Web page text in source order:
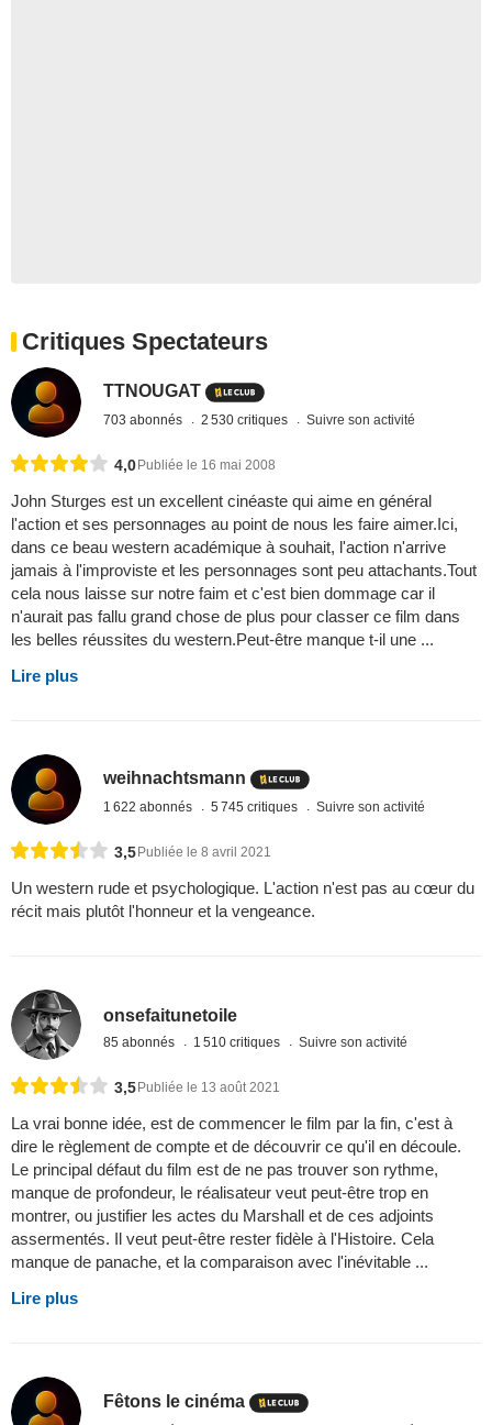
Critiques Spectateurs
TTNOUGAT
703 abonnés 2 530 critiques Suivre son activité
4,0Publiée le 16 mai 2008
John Sturges est un excellent cinéaste qui aime en général
l'action et ses personnages au point de nous les faire aimer.Ici,
dans ce beau western académique à souhait, l'action n'arrive
jamais à l'improviste et les personnages sont peu attachants.Tout
cela nous laisse sur notre faim et c'est bien dommage car il
n'aurait pas fallu grand chose de plus pour classer ce film dans
les belles réussites du western.Peut-être manque t-il une ...
Lire plus
weihnachtsmann
1 622 abonnés 5 745 critiques Suivre son activité
3,5 Publiée le 8 avril 2021
Un western rude et psychologique. L'action n'est pas au cœur du
récit mais plutôt l'honneur et la vengeance.
onsefaitunetoile
85 abonnés 1 510 critiques Suivre son activité
3,5 Publiée le 13 août 2021
La vrai bonne idée, est de commencer le film par la fin, c'est à
dire le règlement de compte et de découvrir ce qu'il en découle.
Le principal défaut du film est de ne pas trouver son rythme,
manque de profondeur, le réalisateur veut peut-être trop en
montrer, ou justifier les actes du Marshall et de ces adjoints
assermentés. Il veut peut-être rester fidèle à l'Histoire. Cela
manque de panache, et la comparaison avec l'inévitable ...
Lire plus
Fêtons le cinéma